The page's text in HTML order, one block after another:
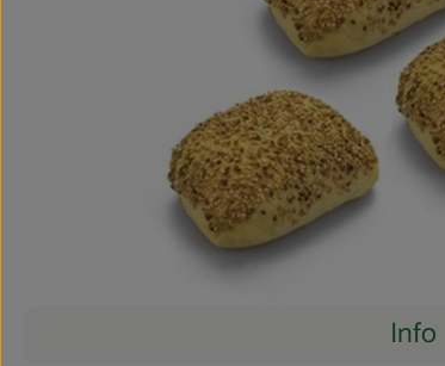
Info